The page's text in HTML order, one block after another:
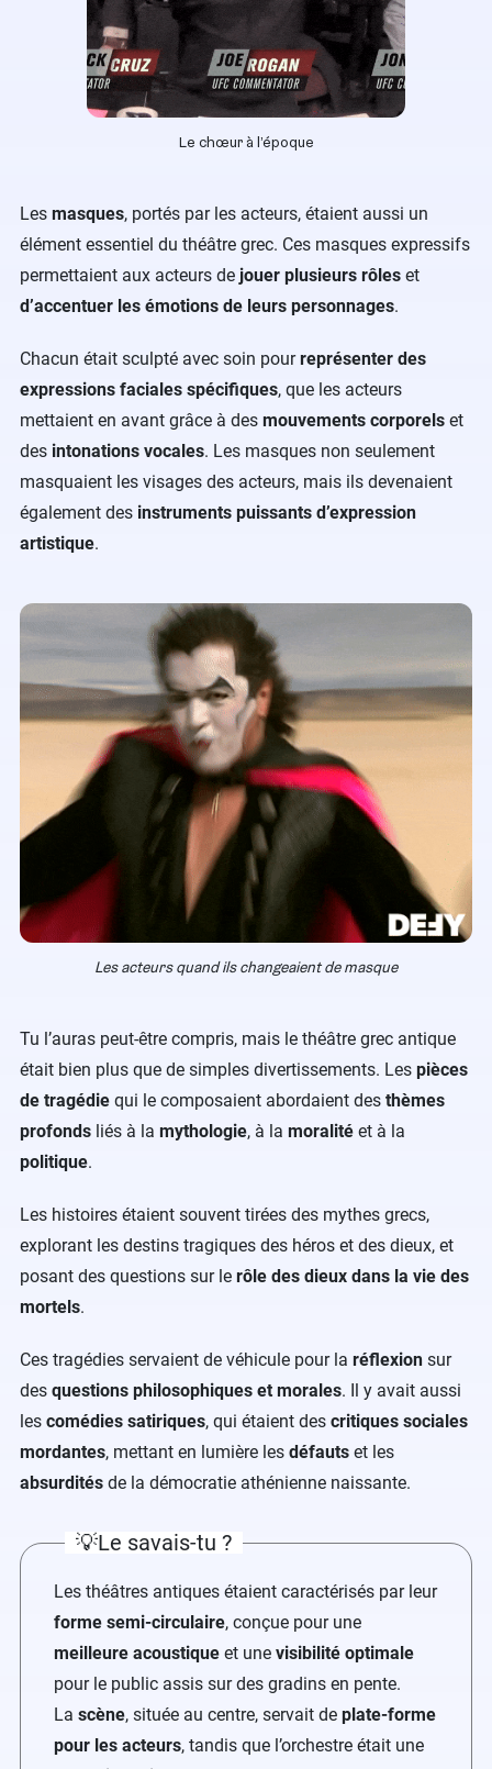
Le chœur à l’époque
Les masques, portés par les acteurs, étaient aussi un
élément essentiel du théâtre grec. Ces masques expressifs
permettaient aux acteurs de jouer plusieurs rôles et
d’accentuer les émotions de leurs personnages.
Chacun était sculpté avec soin pourreprésenter des
expressions faciales spécifiques, que les acteurs
mettaient en avant grâce à des mouvements corporels et
des intonations vocales. Les masques non seulement
masquaient les visages des acteurs, mais ils devenaient
également des instruments puissants d’expression
artistique.
Les acteurs quand ils changeaient de masque
Tu l’auras peut-être compris, mais le théâtre grec antique
était bien plus que de simples divertissements. Les pièces
de tragédie qui le composaient abordaient des thèmes
profonds liés à la mythologie, à la moralité et à la
politique.
Les histoires étaient souvent tirées des mythes grecs,
explorant les destins tragiques des héros et des dieux, et
posant des questions sur le rôle des dieux dans la vie des
mortels.
Ces tragédies servaient de véhicule pour la réflexion sur
des questions philosophiques et morales. Il y avait aussi
les comédies satiriques, qui étaient des critiques sociales
mordantes, mettant en lumière les défauts et les
absurdités de la démocratie athénienne naissante.
💡Le savais-tu ?
Les théâtres antiques étaient caractérisés par leur
forme semi-circulaire, conçue pour une
meilleure acoustique et une visibilité optimale
pour le public assis sur des gradins en pente.
La scène, située au centre, servait de plate-forme
pour les acteurs, tandis que l’orchestre était une